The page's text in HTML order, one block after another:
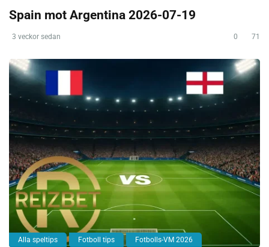
Spain mot Argentina 2026-07-19
3 veckor sedan 0 71
Alla speltips Fotboll tips Fotbolls-VM 2026